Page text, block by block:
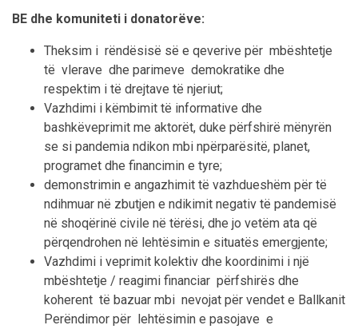
BE dhe komuniteti i donatorëve:
Theksim i rëndësisë së e qeverive për mbështetje
të vlerave dhe parimeve demokratike dhe
respektim i të drejtave të njeriut;
Vazhdimi i këmbimit të informative dhe
bashkëveprimit me aktorët, duke përfshirë mënyrën
se si pandemia ndikon mbi npërparësitë, planet,
programet dhe financimin e tyre;
demonstrimin e angazhimit të vazhdueshëm për të
ndihmuar në zbutjen e ndikimit negativ të pandemisë
në shoqërinë civile në tërësi, dhe jo vetëm ata që
përqendrohen në lehtësimin e situatës emergjente;
Vazhdimi i veprimit kolektiv dhe koordinimi i një
mbështetje / reagimi financiar përfshirës dhe
koherent të bazuar mbi nevojat për vendet e Ballkanit
Perëndimor për lehtësimin e pasojave e